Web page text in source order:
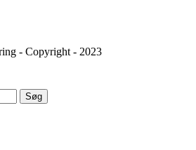
- Copyright - 2023
Søg